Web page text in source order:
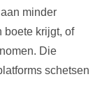
minder
boete krijgt, of
Die
schetsen